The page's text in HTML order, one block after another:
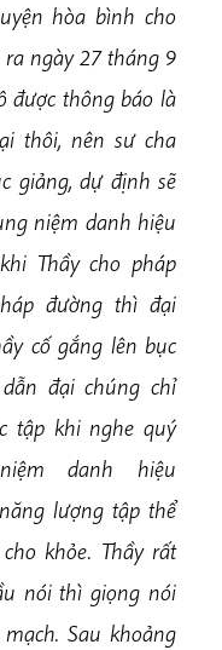
hòa bình cho
ra ngày 27 tháng 9
được thông báo là
thôi, nên sư cha
giảng, dự định sẽ
niệm danh hiệu
Thầy cho pháp
đường thì đại
cố gắng lên bục
đại chúng chỉ
tập khi nghe quý
danh hiệu
lượng tập thể
khỏe. Thầy rất
nói thì giọng nói
Sau khoảng